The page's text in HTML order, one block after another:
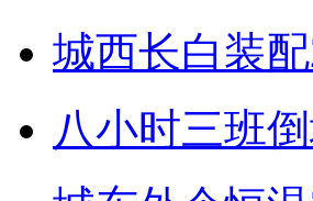
城西长白装
八小时三班